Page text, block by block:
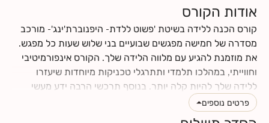
אודות הקורס
קורס הכנה ללידה בשיטת 'פשוט ללדת- היפנוברת'ינג'- מורכב
מסדרה של חמישה מפגשים שבועיים בני שלוש שעות כל מפגש.
את מוזמנת להגיע עם מלווה הלידה שלך. הקורס אינפורמיטיבי
וחווייתי, במהלכו תלמדי ותתרגלי טכניקות מיוחדות שיעזרו
ללידה שלך להיות קלה יותר. בנוסף תרכשי הרבה ידע מעשי
וטיפים לתקופת ההריון והלידה. תינתן לך ההזדמנות לעבור
תהליך מהנה של הבאת מודעות עצמית לגוף ולנפש שלך, תגלי
פרטים נוספים